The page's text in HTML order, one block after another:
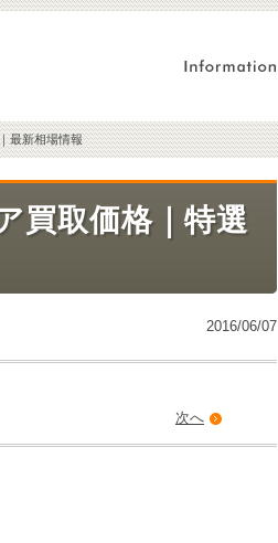
最新相場情報
買取価格｜特選
2016/06/07
次へ